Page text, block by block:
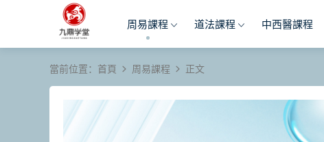
周易課程 道法課程 中西醫課程
當前位置： 首頁 周易課程 正文